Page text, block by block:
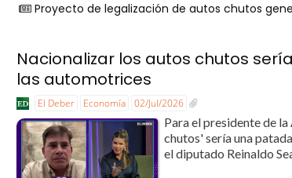
Proyecto de legalización de autos chutos
Nacionalizar los autos chutos
las automotrices
El Deber Economía 02/Jul/2026
Para el presidente de
chutos' sería una
el diputado Reinaldo